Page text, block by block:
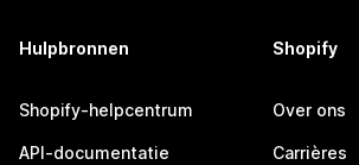
Hulpbronnen
Shopify-helpcentrum
API-documentatie
Shopify
Over ons
Carrières